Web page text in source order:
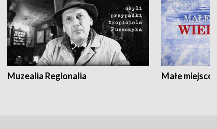
Muzealia Regionalia Małe